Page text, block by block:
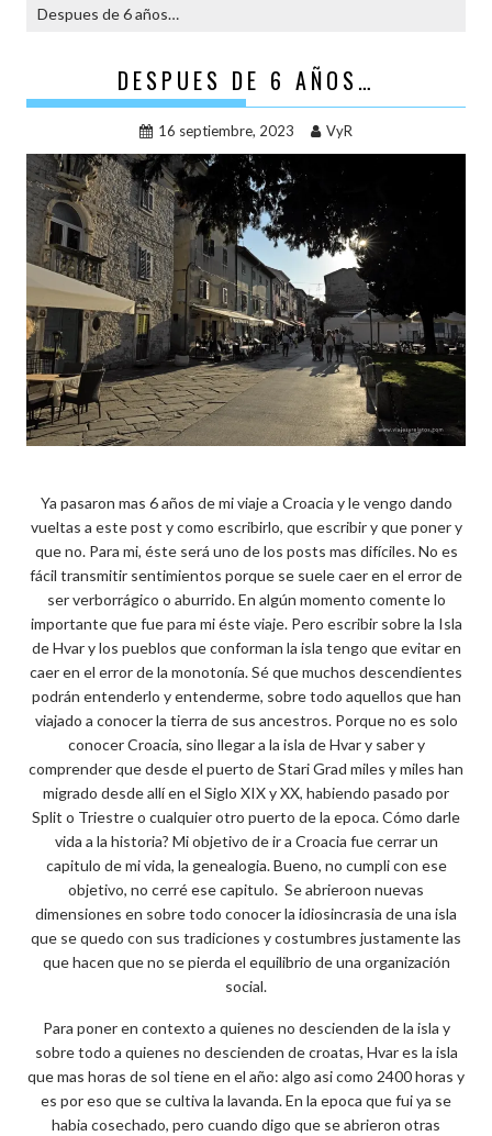
Despues de 6 años…
DESPUES DE 6 AÑOS…
16 septiembre, 2023 VyR
Ya pasaron mas 6 años de mi viaje a Croacia y le vengo dando
vueltas a este post y como escribirlo, que escribir y que poner y
que no. Para mi, éste será uno de los posts mas difíciles. No es
fácil transmitir sentimientos porque se suele caer en el error de
ser verborrágico o aburrido. En algún momento comente lo
importante que fue para mi éste viaje. Pero escribir sobre la Isla
de Hvar y los pueblos que conforman la isla tengo que evitar en
caer en el error de la monotonía. Sé que muchos descendientes
podrán entenderlo y entenderme, sobre todo aquellos que han
viajado a conocer la tierra de sus ancestros. Porque no es solo
conocer Croacia, sino llegar a la isla de Hvar y saber y
comprender que desde el puerto de Stari Grad miles y miles han
migrado desde allí en el Siglo XIX y XX, habiendo pasado por
Split o Triestre o cualquier otro puerto de la epoca. Cómo darle
vida a la historia? Mi objetivo de ir a Croacia fue cerrar un
capitulo de mi vida, la genealogia. Bueno, no cumpli con ese
objetivo, no cerré ese capitulo. Se abrieroon nuevas
dimensiones en sobre todo conocer la idiosincrasia de una isla
que se quedo con sus tradiciones y costumbres justamente las
que hacen que no se pierda el equilibrio de una organización
social.
Para poner en contexto a quienes no descienden de la isla y
sobre todo a quienes no descienden de croatas, Hvar es la isla
que mas horas de sol tiene en el año: algo asi como 2400 horas y
es por eso que se cultiva la lavanda. En la epoca que fui ya se
habia cosechado, pero cuando digo que se abrieron otras